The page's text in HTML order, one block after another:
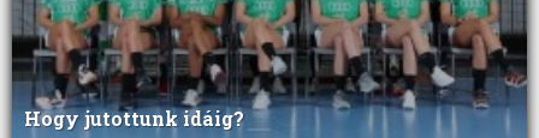
Hogy jutottunk idáig?